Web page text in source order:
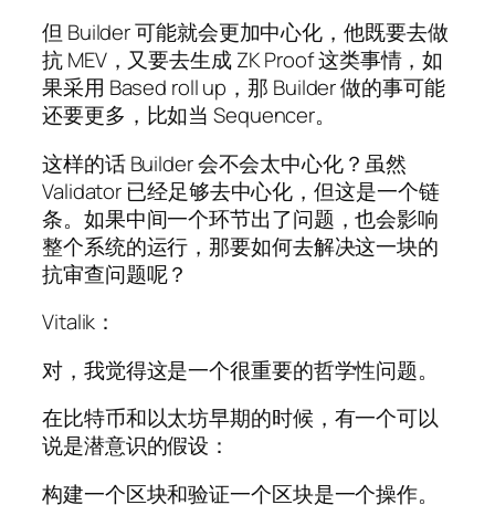
但 Builder 可能就会更加中心化，他既要去做
抗 MEV，又要去生成 ZK Proof 这类事情，如
果采用 Based roll up，那 Builder 做的事可能
还要更多，比如当 Sequencer。
这样的话 Builder 会不会太中心化？虽然
Validator 已经足够去中心化，但这是一个链
条。如果中间一个环节出了问题，也会影响
整个系统的运行，那要如何去解决这一块的
抗审查问题呢？
Vitalik：
对，我觉得这是一个很重要的哲学性问题。
在比特币和以太坊早期的时候，有一个可以
说是潜意识的假设：
构建一个区块和验证一个区块是一个操作。